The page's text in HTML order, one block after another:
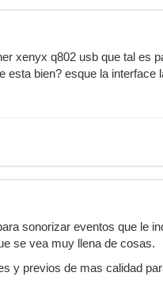
xenyx q802 usb que tal es
esta bien? esque la interface
sonorizar eventos que le
se vea muy llena de cosas.
y previos de mas calidad